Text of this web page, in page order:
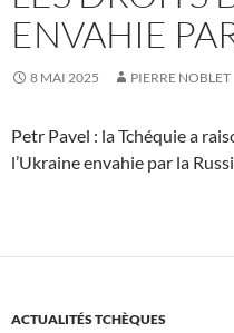
ENVAHIE
8 MAI 2025 PIERRE NOBLET
Petr Pavel : la Tchéquie a
l’Ukraine envahie par la
ACTUALITÉS TCHÈQUES